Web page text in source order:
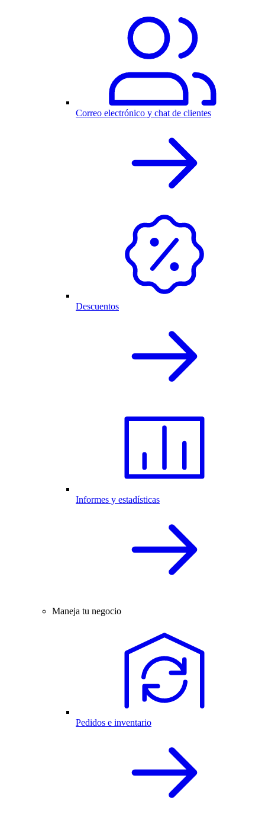
Correo electrónico y chat de clientes
Descuentos
Informes y estadísticas
Maneja tu negocio
Pedidos e inventario